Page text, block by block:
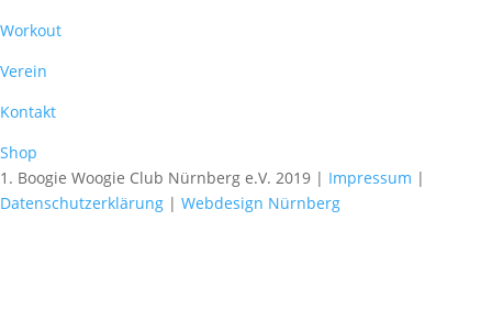
Workout
Verein
Kontakt
Shop
1. Boogie Woogie Club Nürnberg e.V. 2019 | Impressum |
Datenschutzerklärung | Webdesign Nürnberg